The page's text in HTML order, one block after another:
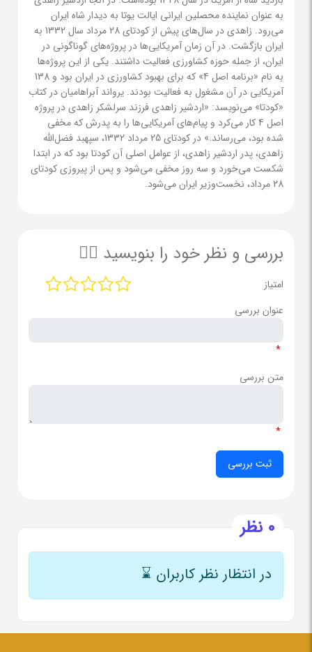
به عنوان نماینده محصلین ایرانی ایالت یوتا به دیدار شاه ایران
می‌رود. زاهدی در سال‌های پیش از کودتای 28 مرداد سال 1332 به
ایران بازگشت. در آن زمان آمریکایی‌ها در پروژه‌های گوناگونی در
ایران، از جمله حوزه کشاورزی فعالیت داشتند. یکی از این پروژه‌ها
به نام «برنامه اصل 4» که برای بهبود کشاورزی در ایران بود و 138
آمریکایی در آن مشغول به فعالیت بودند. یرواند آبراهامیان در کتاب
«کودتا» می‌نویسد: «اردشیر زاهدی فرزند سرلشکر زاهدی در پروژه
اصل 4 کار می‌کرد و پیام‌های آمریکایی‌ها را به پدرش که مخفی
شده بود، می‌رساند.» در کودتای 25 مرداد 1332، سپهبد فضل‌الله
زاهدی، پدر اردشیر زاهدی، از عوامل اصلی آن کودتا بود که در ابتدا
شکست می‌خورد و سه روز مخفی می‌شود و پس از پیروزی کودتای
28 مرداد، نخست‌وزیر ایران می‌شود.
بررسی و نظر خود را بنویسید ✍🏻
امتیاز
عنوان بررسی
*
متن بررسی
*
0 نظر
در انتظار نظر کاربران ⌛